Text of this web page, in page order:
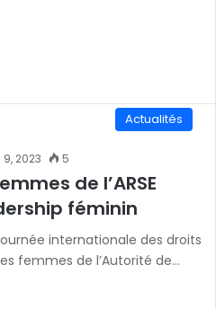
Actualités
2023 5
de l’ARSE
féminin
internationale des droits
femmes de l’Autorité de…